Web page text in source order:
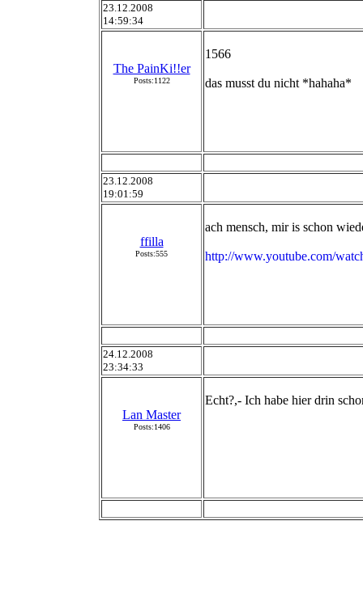
23.12.2008
14:59:34
The PainKi!!er
Posts:1122
1566
das musst du nicht *hahaha*
23.12.2008
19:01:59
ffilla
Posts:555
ach mensch, mir is schon
http://www.youtube.com/
24.12.2008
23:34:33
Lan Master
Posts:1406
Echt?,- Ich habe hier drin